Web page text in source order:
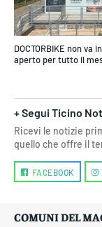
DOCTORBIKE non va
aperto per tutto il
+ Segui Ticino
Ricevi le notizie
quello che offre il
FACEBOOK
COMUNI DEL